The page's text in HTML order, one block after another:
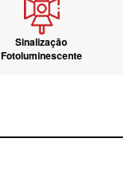
Sinalização
Fotoluminescente